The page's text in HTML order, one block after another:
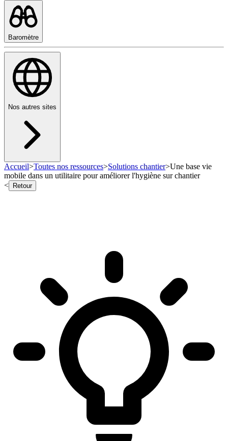
Baromètre
Nos autres sites
Accueil>Toutes nos ressources>Solutions chantier>Une base vie
mobile dans un utilitaire pour améliorer l'hygiène sur chantier
<
Retour